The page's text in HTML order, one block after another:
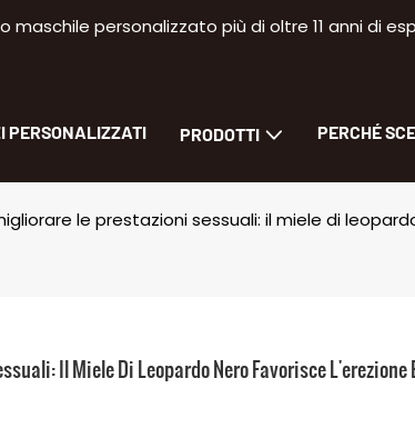
personalizzato più di oltre 11 anni di
PERSONALIZZATI PRODOTTI PERCHÉ
le prestazioni sessuali: il miele di
Il Miele Di Leopardo Nero Favorisce L'erezione